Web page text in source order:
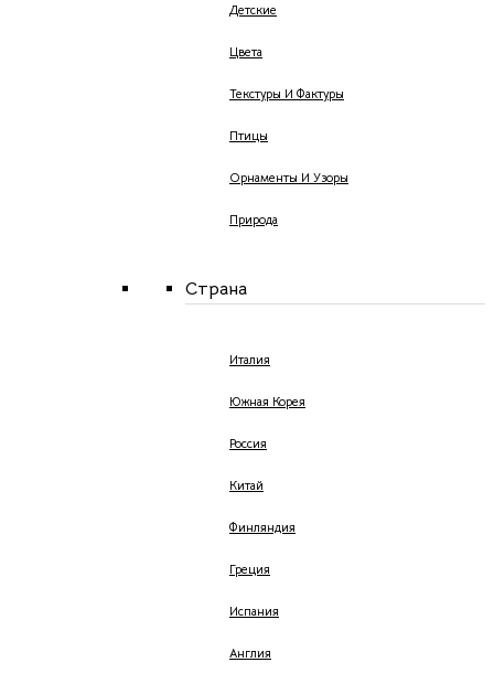
Детские
Цвета
Текстуры И Фактуры
Птицы
Орнаменты И Узоры
Природа
Страна
Италия
Южная Корея
Россия
Китай
Финляндия
Греция
Испания
Англия